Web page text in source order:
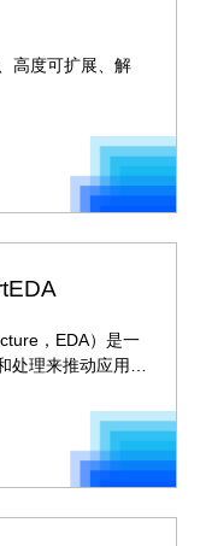
高度可扩展、解
，EDA）是一
理来推动应用程
件发布和运行监控